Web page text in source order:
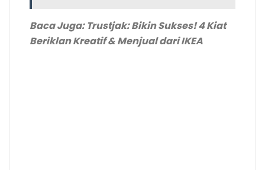
Baca Juga: Trustjak: Bikin Sukses! 4 Kiat
Beriklan Kreatif & Menjual dari IKEA